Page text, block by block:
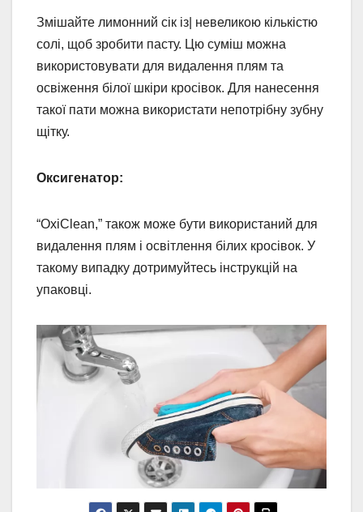
Змішайте лимонний сік із| невеликою кількістю
солі, щоб зробити пасту. Цю суміш можна
використовувати для видалення плям та
освіження білої шкіри кросівок. Для нанесення
такої пати можна використати непотрібну зубну
щітку.
Оксигенатор:
“OxiClean,” також може бути використаний для
видалення плям і освітлення білих кросівок. У
такому випадку дотримуйтесь інструкцій на
упаковці.